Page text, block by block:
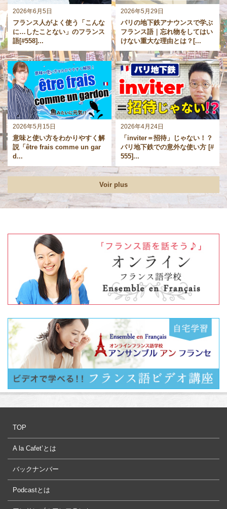
2026年6月5日
フランス人がよく使う「こんな
に…したことない」のフランス
語[#558]...
2026年5月29日
パリの地下鉄アナウンスで学ぶ
フランス語｜忘れ物をしてはい
けない重大な理由とは？[...
2026年5月15日
意味と使い方をわかりやすく解
説「être frais comme un gar
d...
2026年4月24日
「inviter＝招待」じゃない！？
パリ地下鉄での意外な使い方 [#
555]...
Voir plus
TOP
A la Cafet’とは
バックナンバー
Podcastとは